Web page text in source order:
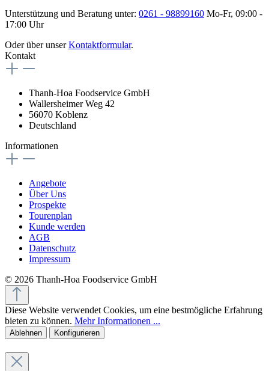
Unterstützung und Beratung unter: 0261 - 98899160 Mo-Fr, 09:00 -
17:00 Uhr
Oder über unserKontaktformular.
Kontakt
Thanh-Hoa Foodservice GmbH
Wallersheimer Weg 42
56070 Koblenz
Deutschland
Informationen
Angebote
Über Uns
Prospekte
Tourenplan
Kunde werden
AGB
Datenschutz
Impressum
© 2026 Thanh-Hoa Foodservice GmbH
Diese Website verwendet Cookies, um eine bestmögliche Erfahrung
bieten zu können. Mehr Informationen ...
Ablehnen Konfigurieren